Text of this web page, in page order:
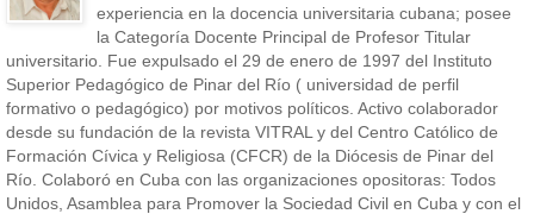
experiencia en la docencia universitaria cubana; posee
la Categoría Docente Principal de Profesor Titular
universitario. Fue expulsado el 29 de enero de 1997 del Instituto
Superior Pedagógico de Pinar del Río ( universidad de perfil
formativo o pedagógico) por motivos políticos. Activo colaborador
desde su fundación de la revista VITRAL y del Centro Católico de
Formación Cívica y Religiosa (CFCR) de la Diócesis de Pinar del
Río. Colaboró en Cuba con las organizaciones opositoras: Todos
Unidos, Asamblea para Promover la Sociedad Civil en Cuba y con el